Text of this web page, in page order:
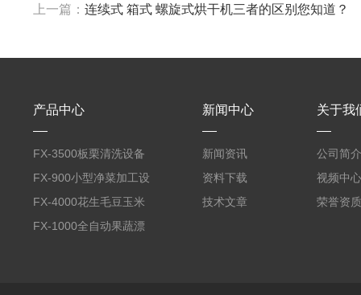
上一篇： 连续式 箱式 螺旋式烘干机三者的区别您知道？
产品中心
FX-3500板栗清洗设备
全自动气泡清洗机
FX-900小型净菜加工设
备野菜清洗机
FX-4000花生毛豆玉米
蒸煮漂烫机
FX-1000全自动果蔬漂
新闻中心
新闻资讯
资料下载
技术文章
关于我
公司简介
视频中心
荣誉资质